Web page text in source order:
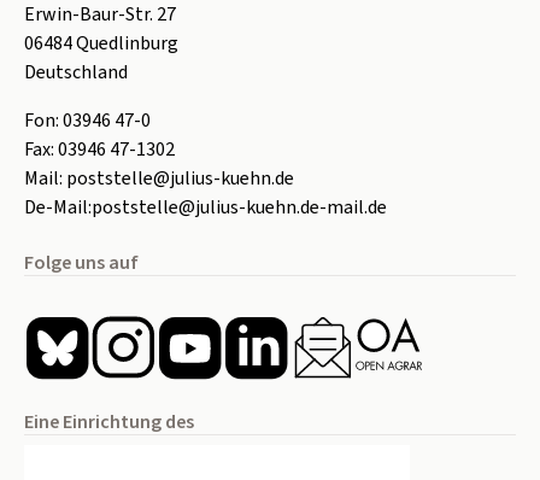
Erwin-Baur-Str. 27
06484Quedlinburg
Deutschland
Fon:03946 47-0
Fax:03946 47-1302
Mail: poststelle@julius-kuehn.de
De-Mail:poststelle@julius-kuehn.de-mail.de
Folge uns auf
Eine Einrichtung des